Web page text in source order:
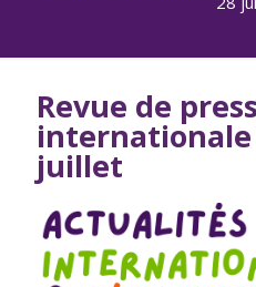
Revue de
internationale
juillet